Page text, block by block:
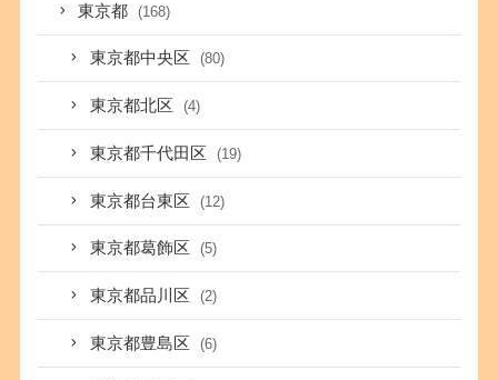
東京都 (168)
東京都中央区 (80)
東京都北区 (4)
東京都千代田区 (19)
東京都台東区 (12)
東京都葛飾区 (5)
東京都品川区 (2)
東京都豊島区 (6)